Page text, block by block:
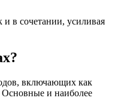
и в сочетании, усиливая
включающих как
и наиболее